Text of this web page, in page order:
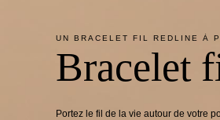
UN BRACELET FIL REDLINE À
Bracelet
Portez le fil de la vie autour de votre